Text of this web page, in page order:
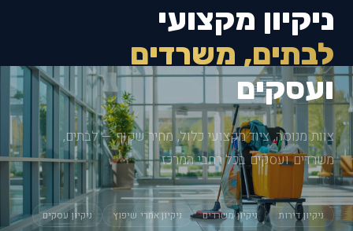
ניקיון מקצועי
לבתים, משרדים
ועסקים
צוות מנוסה, ציוד מקצועי כלול, מחיר שקוף — לבתים,
משרדים ועסקים בכל רחבי המרכז
ניקיון דירות ניקיון משרדים ניקיון אחרי שיפוץ ניקיון עסקים